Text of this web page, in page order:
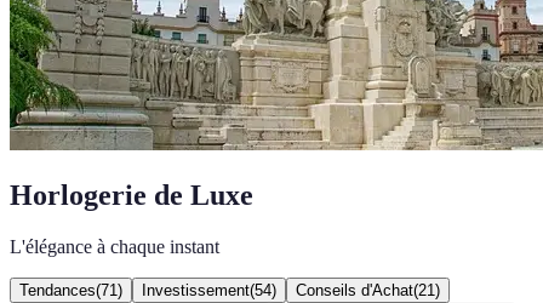
Horlogerie de Luxe
L'élégance à chaque instant
Tendances(71 ) Investissement(54) Conseils d'Achat(21 )